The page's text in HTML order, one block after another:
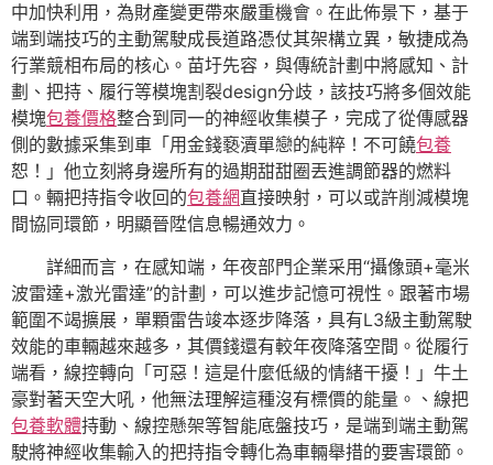
中加快利用，為財產變更帶來嚴重機會。在此佈景下，基于
端到端技巧的主動駕駛成長道路憑仗其架構立異，敏捷成為
行業競相布局的核心。苗圩先容，與傳統計劃中將感知、計
劃、把持、履行等模塊割裂design分歧，該技巧將多個效能
模塊包養價格整合到同一的神經收集模子，完成了從傳感器
側的數據采集到車「用金錢褻瀆單戀的純粹！不可饒包養
恕！」他立刻將身邊所有的過期甜甜圈丟進調節器的燃料
口。輛把持指令收回的包養網直接映射，可以或許削減模塊
間協同環節，明顯晉陞信息暢通效力。
詳細而言，在感知端，年夜部門企業采用“攝像頭+毫米
波雷達+激光雷達”的計劃，可以進步記憶可視性。跟著市場
範圍不竭擴展，單顆雷告竣本逐步降落，具有L3級主動駕駛
效能的車輛越來越多，其價錢還有較年夜降落空間。從履行
端看，線控轉向「可惡！這是什麼低級的情緒干擾！」牛土
豪對著天空大吼，他無法理解這種沒有標價的能量。、線把
包養軟體持動、線控懸架等智能底盤技巧，是端到端主動駕
駛將神經收集輸入的把持指令轉化為車輛舉措的要害環節。